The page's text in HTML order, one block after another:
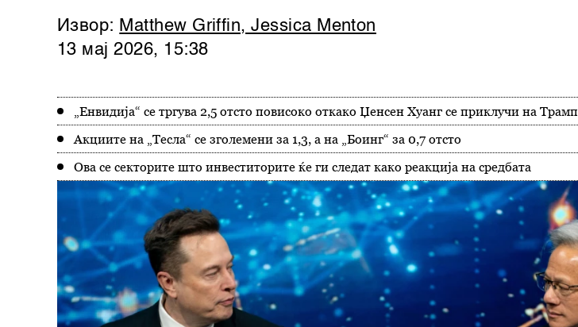
Извор: Matthew Griffin, Jessica Menton
13 мај 2026, 15:38
„Енвидија“ се тргува 2,5 отсто повисоко откако Џенсен Хуанг се приклучи на Трамп
Акциите на „Тесла“ се зголемени за 1,3, а на „Боинг“ за 0,7 отсто
Ова се секторите што инвеститорите ќе ги следат како реакција на средбата